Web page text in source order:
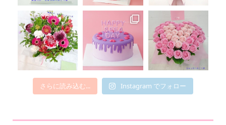
さらに読み込む... Instagram でフォロー